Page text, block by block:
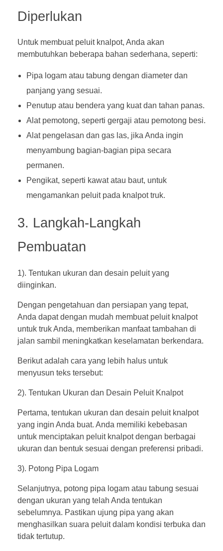
Diperlukan
Untuk membuatpeluit knalpot, Anda akan
membutuhkan beberapa bahan sederhana, seperti:
Pipa logam atau tabung dengan diameter dan
panjang yang sesuai.
Penutup atau bendera yang kuat dan tahan panas.
Alat pemotong, seperti gergaji atau pemotong besi.
Alat pengelasan dan gas las, jika Anda ingin
menyambung bagian-bagian pipa secara
permanen.
Pengikat, seperti kawat atau baut, untuk
mengamankan peluit pada knalpot truk.
3. Langkah-Langkah
Pembuatan
1). Tentukan ukuran dan desain peluit yang
diinginkan.
Dengan pengetahuan dan persiapan yang tepat,
Anda dapat dengan mudah membuat peluit knalpot
untuk truk Anda, memberikan manfaat tambahan di
jalan sambil meningkatkan keselamatan berkendara.
Berikut adalah cara yang lebih halus untuk
menyusun teks tersebut:
2). Tentukan Ukuran dan Desain Peluit Knalpot
Pertama, tentukan ukuran dan desain peluit knalpot
yang ingin Anda buat. Anda memiliki kebebasan
untuk menciptakan peluit knalpot dengan berbagai
ukuran dan bentuk sesuai dengan preferensi pribadi.
3). Potong Pipa Logam
Selanjutnya, potong pipa logam atau tabung sesuai
dengan ukuran yang telah Anda tentukan
sebelumnya. Pastikan ujung pipa yang akan
menghasilkan suara peluit dalam kondisi terbuka dan
tidak tertutup.